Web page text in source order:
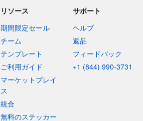
リソース
期間限定セール
チーム
テンプレート
ご利用ガイド
マーケットプレイ
ス
統合
無料のステッカー
サポート
ヘルプ
返品
フィードバック
+1 (844) 990-3731